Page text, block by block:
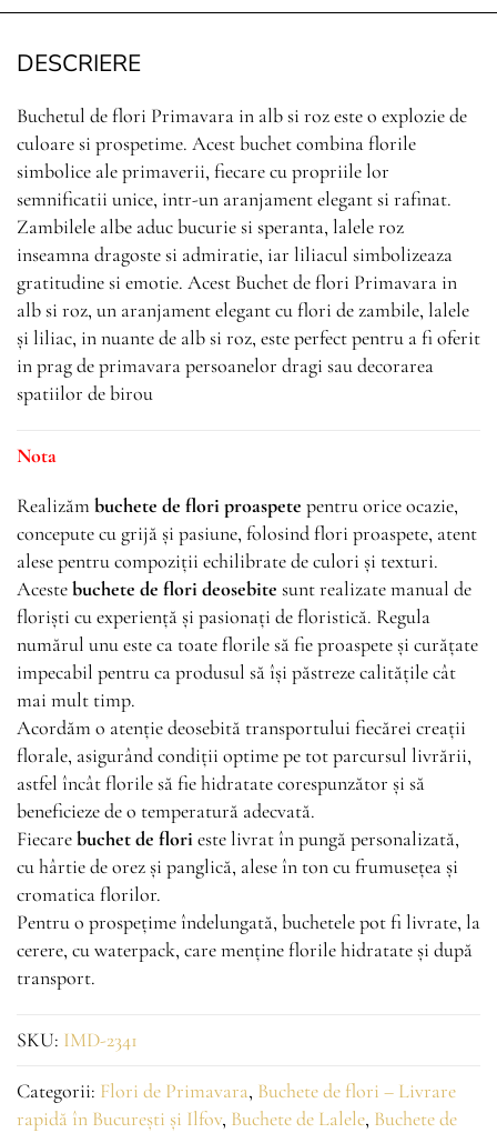
Caută
DESCRIERE
Buchetul de flori Primavara in alb si roz este o explozie de
culoare si prospetime. Acest buchet combina florile
simbolice ale primaverii, fiecare cu propriile lor
semnificatii unice, intr-un aranjament elegant si rafinat.
Zambilele albe aduc bucurie si speranta, lalele roz
inseamna dragoste si admiratie, iar liliacul simbolizeaza
gratitudine si emotie. Acest Buchet de flori Primavara in
alb si roz, un aranjament elegant cu flori de zambile, lalele
și liliac, in nuante de alb si roz, este perfect pentru a fi oferit
in prag de primavara persoanelor dragi sau decorarea
spatiilor de birou
Nota
Realizăm buchete de flori proaspete pentru orice ocazie,
concepute cu grijă și pasiune, folosind flori proaspete, atent
alese pentru compoziții echilibrate de culori și texturi.
Acestebuchete de flori deosebite sunt realizate manual de
floriști cu experiență și pasionați de floristică. Regula
numărul unu este ca toate florile să fie proaspete și curățate
impecabil pentru ca produsul să își păstreze calitățile cât
mai mult timp.
Acordăm o atenție deosebită transportului fiecărei creații
florale, asigurând condiții optime pe tot parcursul livrării,
astfel încât florile să fie hidratate corespunzător și să
beneficieze de o temperatură adecvată.
Fiecarebuchet de flori este livrat în pungă personalizată,
cu hârtie de orez și panglică, alese în ton cu frumusețea și
cromatica florilor.
Pentru o prospețime îndelungată, buchetele pot fi livrate, la
cerere, cu waterpack, care menține florile hidratate și după
transport.
SKU: IMD-2341
Categorii: Flori de Primavara, Buchete de flori – Livrare
rapidă în București și Ilfov, Buchete de Lalele, Buchete de